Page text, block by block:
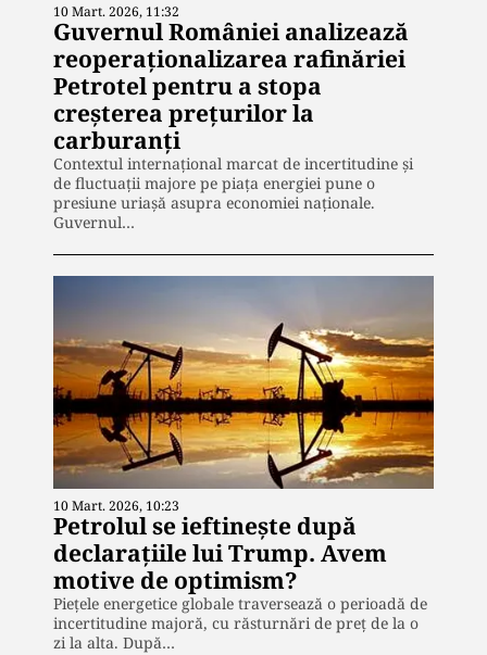
10 Mart. 2026, 11:32
Guvernul României analizează
reoperaționalizarea rafinăriei
Petrotel pentru a stopa
creșterea prețurilor la
carburanți
Contextul internațional marcat de incertitudine și
de fluctuații majore pe piața energiei pune o
presiune uriașă asupra economiei naționale.
Guvernul…
10 Mart. 2026, 10:23
Petrolul se ieftinește după
declarațiile lui Trump. Avem
motive de optimism?
Piețele energetice globale traversează o perioadă de
incertitudine majoră, cu răsturnări de preț de la o
zi la alta. După…